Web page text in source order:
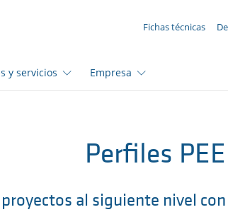
Fichas técnicas
y servicios Empresa
Perfiles
proyectos al siguiente nivel